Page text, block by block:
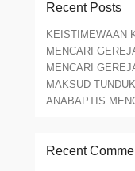
Recent Posts
KEISTIMEWAAN
MENCARI
MENCARI
MAKSUD
ANABAPTIS
Recent